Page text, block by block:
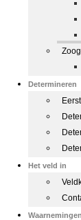
Determineren
Het veld in
Waarnemingen